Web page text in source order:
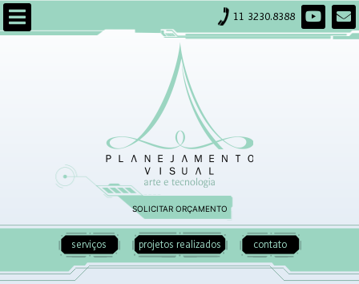
11 3230.8388
SOLICITAR ORÇAMENTO
serviços projetos realizados contato